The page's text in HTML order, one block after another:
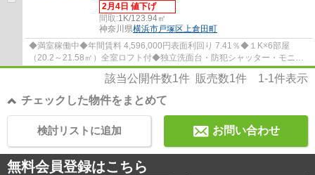
2月4日 値下げ
間取:1K/123.94㎡
神奈川県横浜市戸塚区 上倉田町
◆満室稼働中◆年間賃料 4,596,000円表面利回り 7.41％◆１K×6部屋
（20.2～21.58㎡）全室ロフト付◆独立洗面台・防犯シャッター・モニタ
ー付インターホン、ペアガラスなど設備充実◆JR東海...
該当公開件数1件 販売数1件 1-1件表示
チェックした物件をまとめて
お問い合わせ
検討リストに追加
無料会員登録はこちら